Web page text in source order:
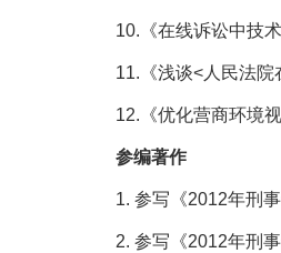
10.《在线诉讼中技
11.《浅谈< 人民法院
12.《优化营商环境
参编著作
1. 参写《2012年刑
2. 参写《2012年刑